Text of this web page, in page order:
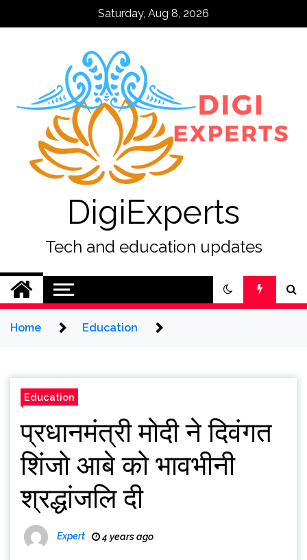
Saturday, Aug 8, 2026
DigiExperts
Tech and education updates
Home Education
Education
प्रधानमंत्री मोदी ने दिवंगत
शिंजो आबे को भावभीनी
श्रद्धांजलि दी
Expert 4 years ago